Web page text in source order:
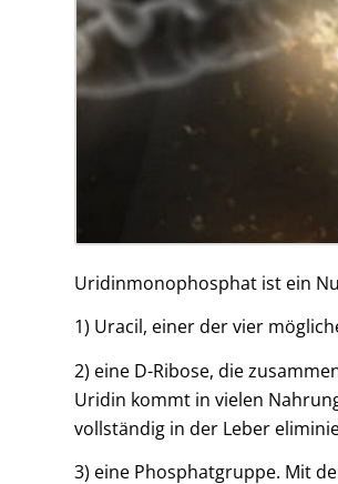
Uridinmonophosphat ist ein
1) Uracil, einer der vier
2) eine D-Ribose, die
Uridin kommt in vielen
vollständig in der Leber
3) eine Phosphatgruppe. Mit